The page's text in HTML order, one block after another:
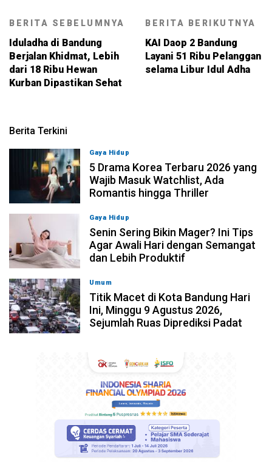
BERITA SEBELUMNYA
Iduladha di Bandung
Berjalan Khidmat, Lebih
dari 18 Ribu Hewan
Kurban Dipastikan Sehat
BERITA BERIKUTNYA
KAI Daop 2 Bandung
Layani 51 Ribu Pelanggan
selama Libur Idul Adha
Berita Terkini
Gaya Hidup
5 Drama Korea Terbaru 2026 yang
Wajib Masuk Watchlist, Ada
Romantis hingga Thriller
Gaya Hidup
Senin Sering Bikin Mager? Ini Tips
Agar Awali Hari dengan Semangat
dan Lebih Produktif
Umum
Titik Macet di Kota Bandung Hari
Ini, Minggu 9 Agustus 2026,
Sejumlah Ruas Diprediksi Padat